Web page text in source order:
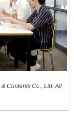
& Contents Co., Ltd. All